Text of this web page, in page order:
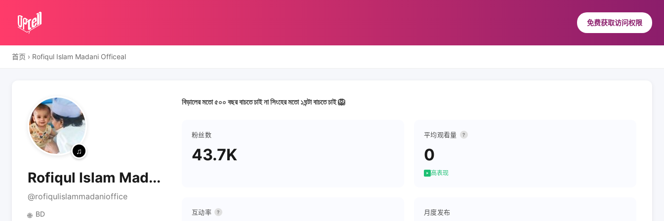
免费获取访问权限
首页 › Rofiqul Islam Madani Officeal
Rofiqul Islam Mad...
@rofiqulislammadanioffice
🌐 BD
বিড়ালের মতো ৫০০ বছর বাচতে চাই না সিংহের মতো ১ঘন্টা বাচতে চাই 🦁
粉丝数
43.7K
平均观看量 ?
0
高表现
互动率 ? 月度发布